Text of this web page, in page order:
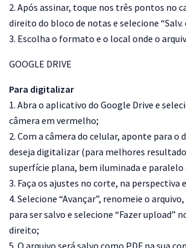
2. Após assinar, toque nos três pontos no
direito do bloco de notas e selecione “Salv.
3. Escolha o formato e o local onde o
GOOGLE DRIVE
Para digitalizar
1. Abra o aplicativo do Google Drive e
câmera em vermelho;
2. Com a câmera do celular, aponte para o
deseja digitalizar (para melhores
superfície plana, bem iluminada e paralelo
3. Faça os ajustes no corte, na perspectiva
4. Selecione “Avançar”, renomeie o
para ser salvo e selecione “Fazer upload”
direito;
5. O arquivo será salvo como PDF na sua